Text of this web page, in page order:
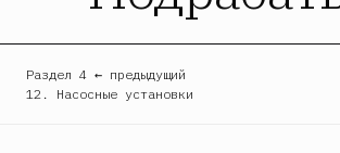
Раздел 4 ← предыдущий
12. Насосные установки